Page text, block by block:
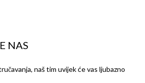
NAS
naš tim uvijek će vas ljubazno